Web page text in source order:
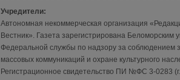
Учредители:
Автономная некоммерческая организация
Вестник». Газета зарегистрирована Беломорским
Федеральной службы по надзору за соблюдением
массовых коммуникаций и охране культурного
Регистрационное свидетельство ПИ №ФС 3-0283 (г.